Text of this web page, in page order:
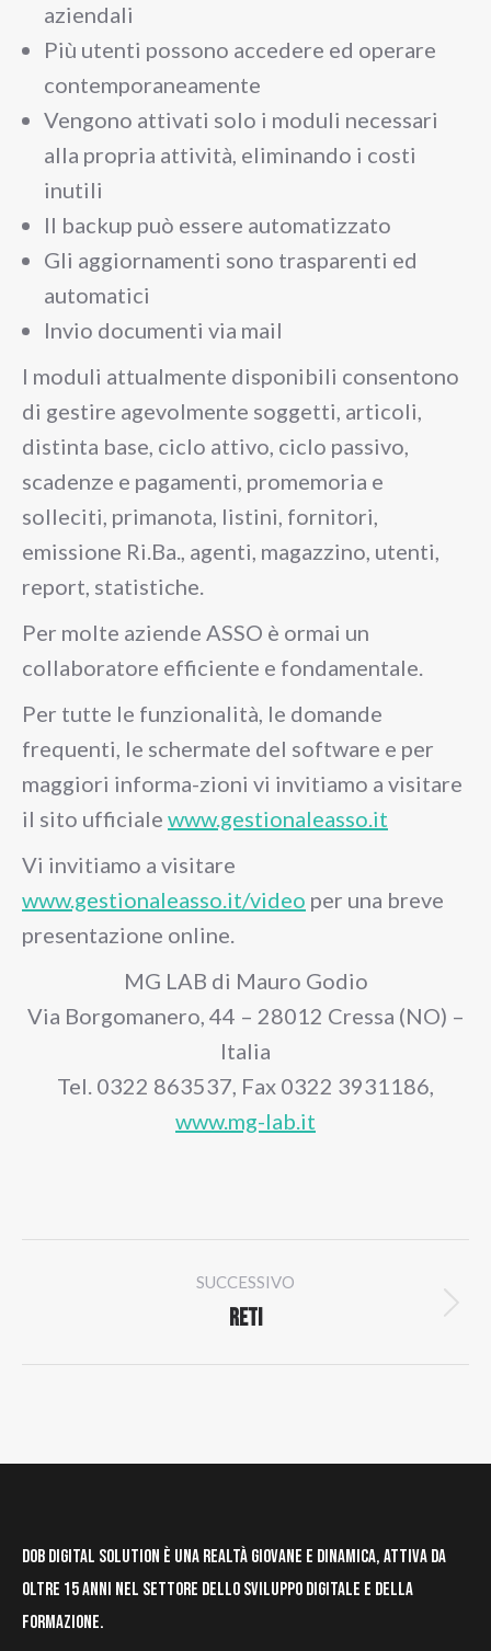
aziendali
Più utenti possono accedere ed operare
contemporaneamente
Vengono attivati solo i moduli necessari
alla propria attività, eliminando i costi
inutili
Il backup può essere automatizzato
Gli aggiornamenti sono trasparenti ed
automatici
Invio documenti via mail
I moduli attualmente disponibili consentono
di gestire agevolmente soggetti, articoli,
distinta base, ciclo attivo, ciclo passivo,
scadenze e pagamenti, promemoria e
solleciti, primanota, listini, fornitori,
emissione Ri.Ba., agenti, magazzino, utenti,
report, statistiche.
Per molte aziende ASSO è ormai un
collaboratore efficiente e fondamentale.
Per tutte le funzionalità, le domande
frequenti, le schermate del software e per
maggiori informa-zioni vi invitiamo a visitare
il sito ufficiale www.gestionaleasso.it
Vi invitiamo a visitare
www.gestionaleasso.it/video per una breve
presentazione online.
MG LAB di Mauro Godio
Via Borgomanero, 44 – 28012 Cressa (NO) –
Italia
Tel. 0322 863537, Fax 0322 3931186,
www.mg-lab.it
i
SUCCESSIVO
Prossimo
Reti
DOB Digital Solution è una realtà giovane e dinamica, attiva da
oltre 15 anni nel settore dello sviluppo digitale e della
formazione.